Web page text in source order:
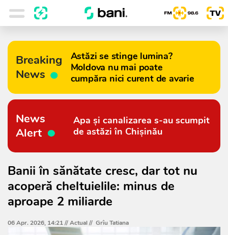
Breaking
News
Astăzi se stinge lumina?
Moldova nu mai poate
cumpăra nici curent de avarie
News
Alert
Apa și canalizarea s-au scumpit
de astăzi în Chișinău
Banii în sănătate cresc, dar tot nu
acoperă cheltuielile: minus de
aproape 2 miliarde
06 Apr. 2026, 14:21 //Actual// Grîu Tatiana